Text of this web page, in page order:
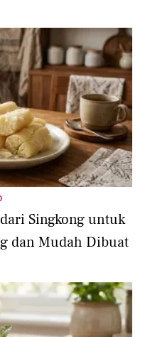
Singkong untuk
dan Mudah Dibuat